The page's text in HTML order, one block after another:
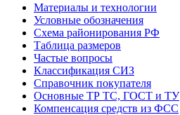
Материалы и технологии
Условные обозначения
Схема районирования РФ
Таблица размеров
Частые вопросы
Классификация СИЗ
Справочник покупателя
Основные ТР ТС, ГОСТ и ТУ
Компенсация средств из ФСС